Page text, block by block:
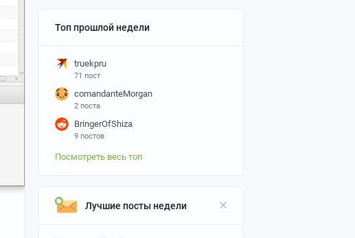
Топ прошлой недели
truekpru
71 пост
comandanteMorgan
2 поста
BringerOfShiza
9 постов
Посмотреть весь топ
Лучшие посты недели